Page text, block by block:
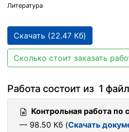
Литература
Скачать (22.47 Кб)
Сколько стоит заказать
Работа состоит из 1 файл
Контрольная работа по
— 98.50 Кб (Скачать